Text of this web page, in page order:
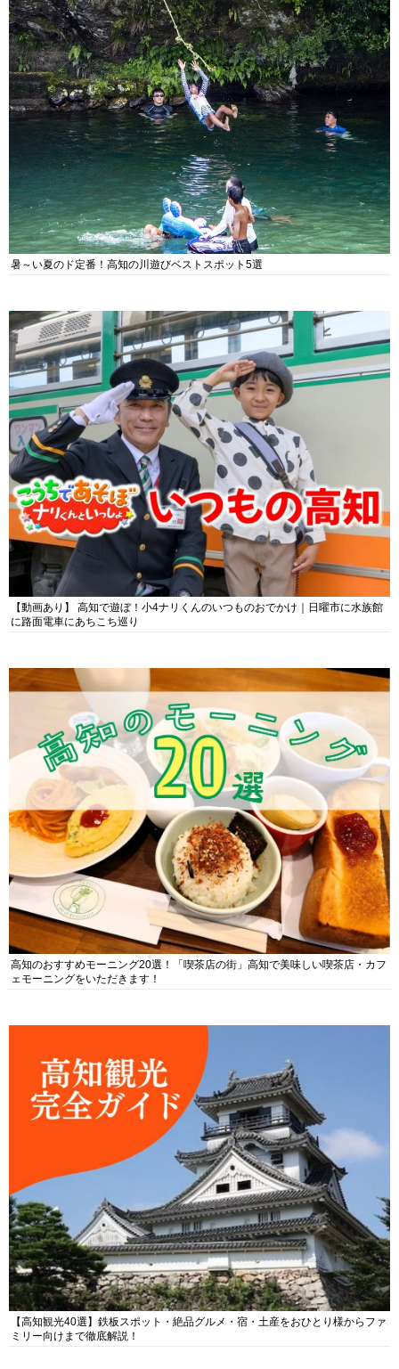
暑～い夏のド定番！高知の川遊びベストスポット5選
【動画あり】 高知で遊ぼ！小4ナリくんのいつものおでかけ｜日曜市に水族館
に路面電車にあちこち巡り
高知のおすすめモーニング20選！「喫茶店の街」高知で美味しい喫茶店・カフ
ェモーニングをいただきます！
【高知観光40選】鉄板スポット・絶品グルメ・宿・土産をおひとり様からファ
ミリー向けまで徹底解説！